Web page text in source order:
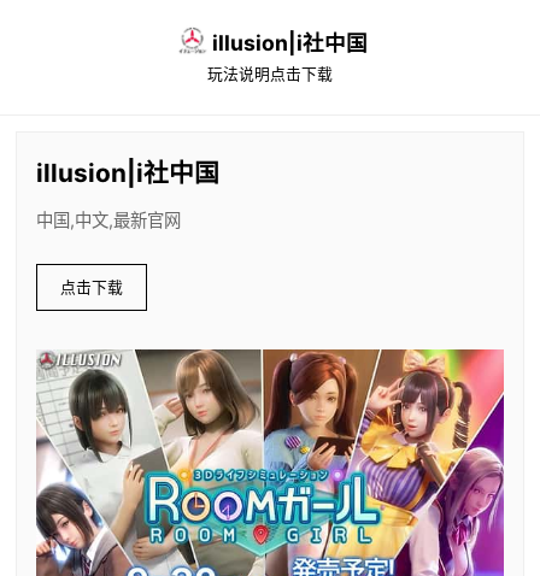
illusion|i社中国
玩法说明 点击下载
illusion|i社中国
中国,中文,最新官网
点击下载